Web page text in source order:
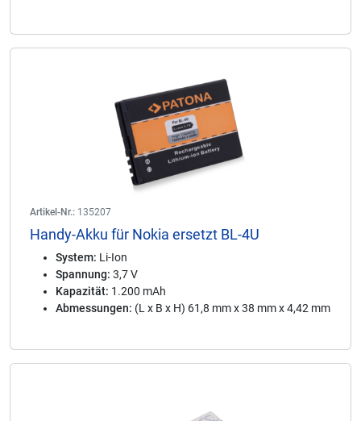
Artikel-Nr.: 135207
Handy-Akku für Nokia ersetzt BL-4U
System: Li-Ion
Spannung: 3,7 V
Kapazität: 1.200 mAh
Abmessungen: (L x B x H) 61,8 mm x 38 mm x 4,42 mm